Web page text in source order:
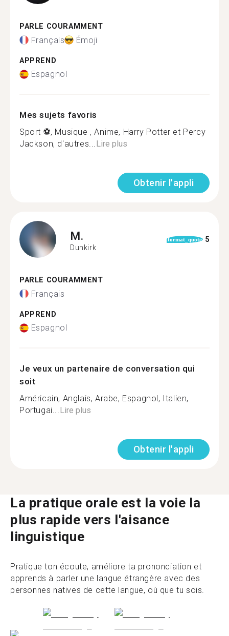
PARLE COURAMMENT
Français Émoji
APPREND
Espagnol
Mes sujets favoris
Sport ⚽, Musique , Anime, Harry Potter et Percy
Jackson, d'autres...Lire plus
Obtenir l'appli
M.
Dunkirk
format_quote 5
PARLE COURAMMENT
Français
APPREND
Espagnol
Je veux un partenaire de conversation qui
soit
Américain, Anglais, Arabe, Espagnol, Italien,
Portugai...Lire plus
Obtenir l'appli
La pratique orale est la voie la
plus rapide vers l'aisance
linguistique
Pratique ton écoute, améliore ta prononciation et
apprends à parler une langue étrangère avec des
personnes natives de cette langue, où que tu sois.